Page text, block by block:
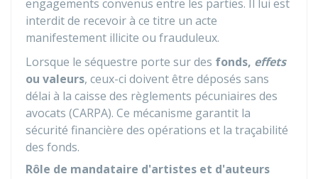
engagements convenus entre les parties. Il lui est
interdit de recevoir à ce titre un acte
manifestement illicite ou frauduleux.
Lorsque le séquestre porte sur des fonds, effets
ou valeurs, ceux-ci doivent être déposés sans
délai à la caisse des règlements pécuniaires des
avocats (CARPA). Ce mécanisme garantit la
sécurité financière des opérations et la traçabilité
des fonds.
Rôle de mandataire d'artistes et d'auteurs